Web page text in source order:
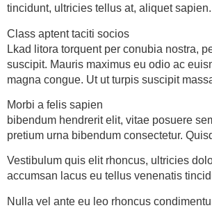
tincidunt, ultricies tellus at, aliquet sapien.
Class aptent taciti socios
Lkad litora torquent per conubia nostra,
suscipit. Mauris maximus eu odio ac
magna congue. Ut ut turpis suscipit
Morbi a felis sapien
bibendum hendrerit elit, vitae posuere
pretium urna bibendum consectetur.
Vestibulum quis elit rhoncus, ultricies
accumsan lacus eu tellus venenatis
Nulla vel ante eu leo rhoncus